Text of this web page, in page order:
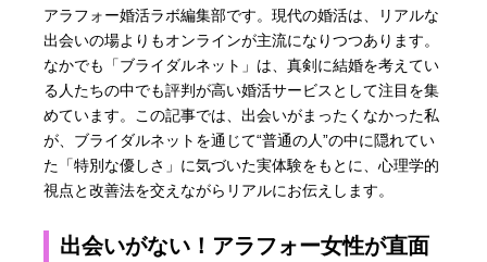
アラフォー婚活ラボ編集部です。現代の婚活は、リアルな
出会いの場よりもオンラインが主流になりつつあります。
なかでも「ブライダルネット」は、真剣に結婚を考えてい
る人たちの中でも評判が高い婚活サービスとして注目を集
めています。この記事では、出会いがまったくなかった私
が、ブライダルネットを通じて“普通の人”の中に隠れてい
た「特別な優しさ」に気づいた実体験をもとに、心理学的
視点と改善法を交えながらリアルにお伝えします。
出会いがない！アラフォー女性が直面